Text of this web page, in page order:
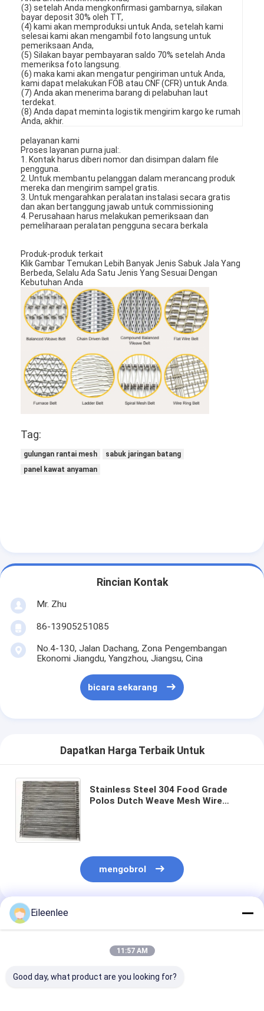
(3) setelah Anda mengkonfirmasi gambarnya, silakan
bayar deposit 30% oleh TT,
(4) kami akan memproduksi untuk Anda, setelah kami
selesai kami akan mengambil foto langsung untuk
pemeriksaan Anda,
(5) Silakan bayar pembayaran saldo 70% setelah Anda
memeriksa foto langsung.
(6) maka kami akan mengatur pengiriman untuk Anda,
kami dapat melakukan FOB atau CNF (CFR) untuk Anda.
(7) Anda akan menerima barang di pelabuhan laut
terdekat.
(8) Anda dapat meminta logistik mengirim kargo ke rumah
Anda, akhir.
pelayanan kami
Proses layanan purna jual:.
1. Kontak harus diberi nomor dan disimpan dalam file
pengguna.
2. Untuk membantu pelanggan dalam merancang produk
mereka dan mengirim sampel gratis.
3. Untuk mengarahkan peralatan instalasi secara gratis
dan akan bertanggung jawab untuk commissioning
4. Perusahaan harus melakukan pemeriksaan dan
pemeliharaan peralatan pengguna secara berkala
Produk-produk terkait
Klik Gambar Temukan Lebih Banyak Jenis Sabuk Jala Yang
Berbeda, Selalu Ada Satu Jenis Yang Sesuai Dengan
Kebutuhan Anda
Tag:
gulungan rantai mesh
sabuk jaringan batang
panel kawat anyaman
Rincian Kontak
Mr. Zhu
86-13905251085
No.4-130, Jalan Dachang, Zona Pengembangan
Ekonomi Jiangdu, Yangzhou, Jiangsu, Cina
bicara sekarang
Dapatkan Harga Terbaik Untuk
Stainless Steel 304 Food Grade
Polos Dutch Weave Mesh Wire
mengobrol
Rekomendasi Produk
Eileenlee
11:57 AM
Good day, what product are you looking for?